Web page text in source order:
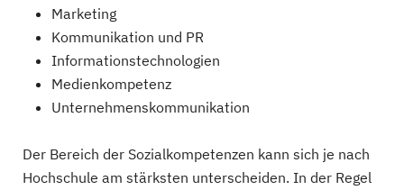
Marketing
Kommunikation und PR
Informationstechnologien
Medienkompetenz
Unternehmenskommunikation
Der Bereich der Sozialkompetenzen kann sich je nach
Hochschule am stärksten unterscheiden. In der Regel